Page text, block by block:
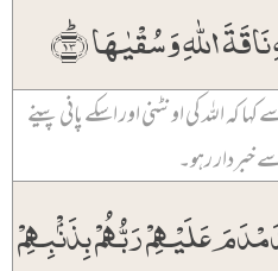
اللّٰہِ وَ سُقۡیٰہَا ﴿ؕ۱۳﴾
کہ اللہ کی اونٹنی اور اسکے پانی پینے
خبردار رہو۔
عَلَیۡہِمۡ رَبُّہُمۡ بِذَنۡۢبِہِمۡ